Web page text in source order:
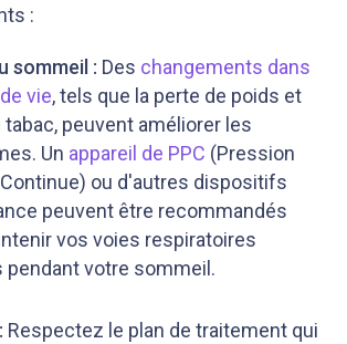
:
sommeil : Des changements dans
vie, tels que la perte de poids et
tabac, peuvent améliorer les
Un appareil de PPC (Pression
ou d'autres dispositifs
peuvent être recommandés
vos voies respiratoires
pendant votre sommeil.
Respectez le plan de traitement qui